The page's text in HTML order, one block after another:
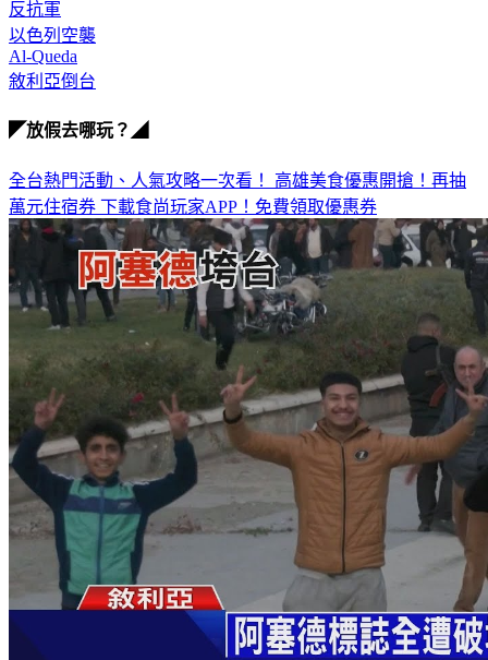
反抗軍
以色列空襲
Al-Queda
敘利亞倒台
◤放假去哪玩？◢
全台熱門活動、人氣攻略一次看！ 高雄美食優惠開搶！再抽
萬元住宿券 下載食尚玩家APP！免費領取優惠券